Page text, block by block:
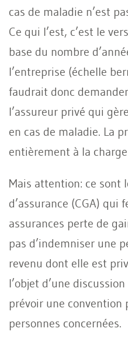
cas de maladie n’est
Ce qui l’est, c’est le
base du nombre
l’entreprise (échelle
faudrait donc
l’assureur privé qui
en cas de maladie. La
entièrement à la
Mais attention: ce sont
d’assurance (CGA) qui
assurances perte de
pas d’indemniser une
revenu dont elle est
l’objet d’une
prévoir une convention
personnes concernées.